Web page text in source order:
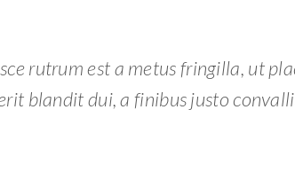
rutrum est a metus fringilla, ut
blandit dui, a finibus justo